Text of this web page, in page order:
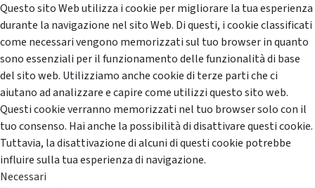
Questo sito Web utilizza i cookie per migliorare la tua esperienza
durante la navigazione nel sito Web. Di questi, i cookie classificati
come necessari vengono memorizzati sul tuo browser in quanto
sono essenziali per il funzionamento delle funzionalità di base
del sito web. Utilizziamo anche cookie di terze parti che ci
aiutano ad analizzare e capire come utilizzi questo sito web.
Questi cookie verranno memorizzati nel tuo browser solo con il
tuo consenso. Hai anche la possibilità di disattivare questi cookie.
Tuttavia, la disattivazione di alcuni di questi cookie potrebbe
influire sulla tua esperienza di navigazione.
Necessari